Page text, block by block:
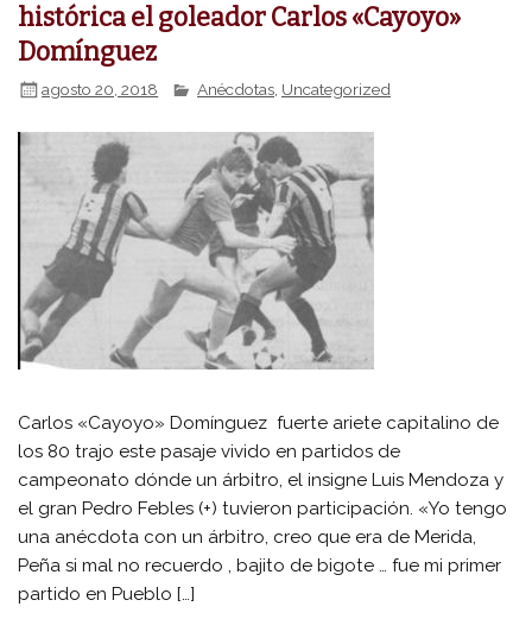
histórica el goleador Carlos «Cayoyo»
Domínguez
agosto 20, 2018 Anécdotas Uncategorized
Carlos «Cayoyo» Domínguez fuerte ariete capitalino de
los 80 trajo este pasaje vivido en partidos de
campeonato dónde un árbitro, el insigne Luis Mendoza y
el gran Pedro Febles (+) tuvieron participación. «Yo tengo
una anécdota con un árbitro, creo que era de Merida,
Peña si mal no recuerdo , bajito de bigote … fue mi primer
partido en Pueblo […]